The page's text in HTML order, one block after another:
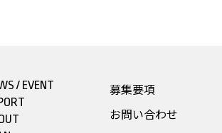
/ EVENT
募集要項
お問い合わせ